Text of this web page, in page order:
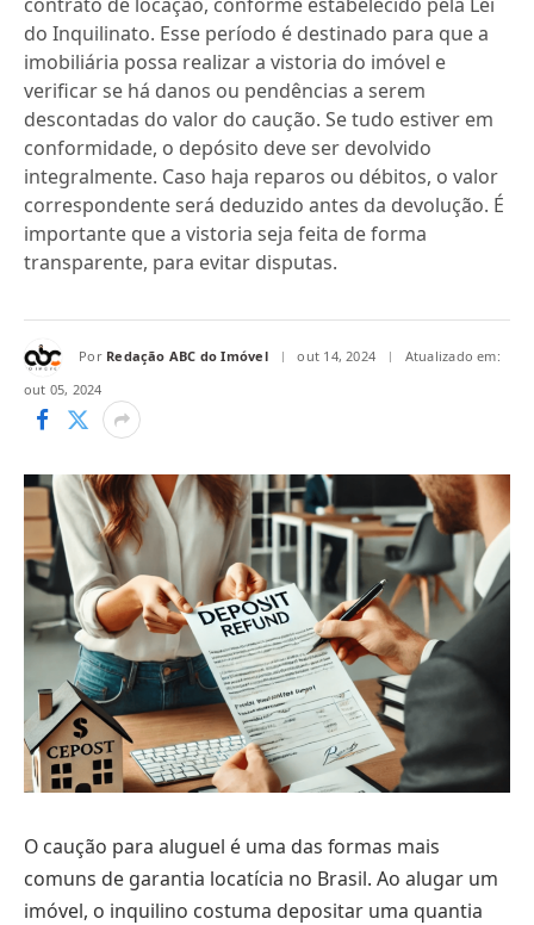
do Inquilinato. Esse período é destinado para que a
imobiliária possa realizar a vistoria do imóvel e
verificar se há danos ou pendências a serem
descontadas do valor do caução. Se tudo estiver em
conformidade, o depósito deve ser devolvido
integralmente. Caso haja reparos ou débitos, o valor
correspondente será deduzido antes da devolução. É
importante que a vistoria seja feita de forma
transparente, para evitar disputas.
Por Redação ABC do Imóvel out 14, 2024
Atualizado em:
out 05, 2024
O caução para aluguel é uma das formas mais
comuns de garantia locatícia no Brasil. Ao alugar um
imóvel, o inquilino costuma depositar uma quantia